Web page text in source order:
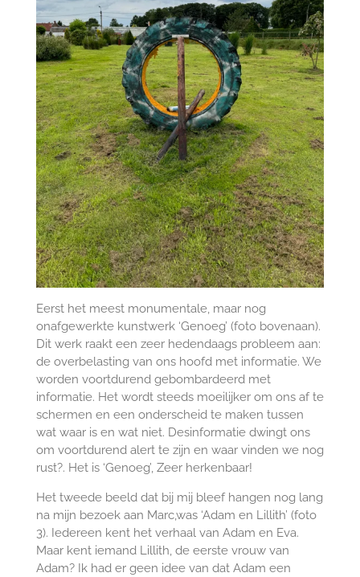
Eerst het meest monumentale, maar nog
onafgewerkte kunstwerk ‘Genoeg’ (foto bovenaan).
Dit werk raakt een zeer hedendaags probleem aan:
de overbelasting van ons hoofd met informatie. We
worden voortdurend gebombardeerd met
informatie. Het wordt steeds moeilijker om ons af te
schermen en een onderscheid te maken tussen
wat waar is en wat niet. Desinformatie dwingt ons
om voortdurend alert te zijn en waar vinden we nog
rust?. Het is ‘Genoeg’, Zeer herkenbaar!
Het tweede beeld dat bij mij bleef hangen nog lang
na mijn bezoek aan Marc,was ‘Adam en Lillith’ (foto
3). Iedereen kent het verhaal van Adam en Eva.
Maar kent iemand Lillith, de eerste vrouw van
Adam? Ik had er geen idee van dat Adam een